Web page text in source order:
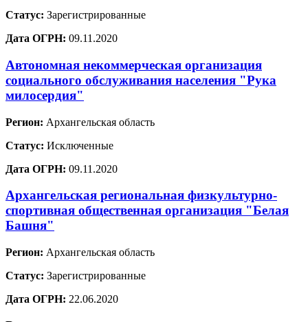
Статус: Зарегистрированные
Дата ОГРН: 09.11.2020
Автономная некоммерческая организация
социального обслуживания населения "Рука
милосердия"
Регион: Архангельская область
Статус: Исключенные
Дата ОГРН: 09.11.2020
Архангельская региональная физкультурно-
спортивная общественная организация "Белая
Башня"
Регион: Архангельская область
Статус: Зарегистрированные
Дата ОГРН: 22.06.2020